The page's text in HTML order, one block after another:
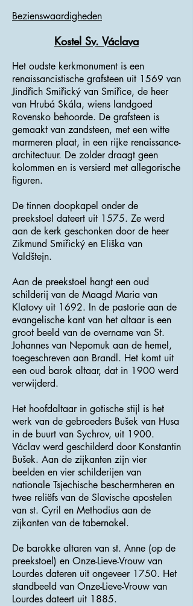
Bezienswaardigheden
Kostel Sv. Václava
Het oudste kerkmonument is een
renaissancistische grafsteen uit 1569 van
Jindřich Smiřický van Smiřice, de heer
van Hrubá Skála, wiens landgoed
Rovensko behoorde. De grafsteen is
gemaakt van zandsteen, met een witte
marmeren plaat, in een rijke renaissance-
architectuur. De zolder draagt ​​geen
kolommen en is versierd met allegorische
figuren.
De tinnen doopkapel onder de
preekstoel dateert uit 1575. Ze werd
aan de kerk geschonken door de heer
Zikmund Smiřický en Eliška van
Valdštejn.
Aan de preekstoel hangt een oud
schilderij van de Maagd Maria van
Klatovy uit 1692. In de pastorie aan de
evangelische kant van het altaar is een
groot beeld van de overname van St.
Johannes van Nepomuk aan de hemel,
toegeschreven aan Brandl. Het komt uit
een oud barok altaar, dat in 1900 werd
verwijderd.
Het hoofdaltaar in gotische stijl is het
werk van de gebroeders Bušek van Husa
in de buurt van Sychrov, uit 1900.
Václav werd geschilderd door Konstantin
Bušek. Aan de zijkanten zijn vier
beelden en vier schilderijen van
nationale Tsjechische beschermheren en
twee reliëfs van de Slavische apostelen
van st. Cyril en Methodius aan de
zijkanten van de tabernakel.
De barokke altaren van st. Anne (op de
preekstoel) en Onze-Lieve-Vrouw van
Lourdes dateren uit ongeveer 1750. Het
standbeeld van Onze-Lieve-Vrouw van
Lourdes dateert uit 1885.